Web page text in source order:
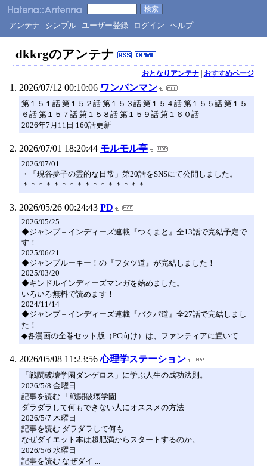
アンテナ シンプル ユーザー登録 ログイン ヘルプ
dkkrgのアンテナ
おとなりアンテナ| おすすめページ
2026/07/12 00:10:06 ワンパンマン
第１５１話 第１５２話 第１５３話 第１５４話 第１５５話 第１５
６話 第１５７話 第１５８話 第１５９話 第１６０話
2026年7月11日 160話更新
2026/07/01 18:20:44 モルモル亭
2026/07/01
・「現谷夢子の霊的な日常」第20話をSNSにて公開しました。
＊＊＊＊＊＊＊＊＊＊＊＊＊＊＊＊
2026/05/26 00:24:43 PD
2026/05/25
◆ジャンプ＋インディーズ連載『つくまと』全13話で完結予定で
す！
2025/06/21
◆ジャンプルーキー！の『フタツ道』が完結しました！
2025/03/20
◆キンドルインディーズマンガを始めました。
いろいろ無料で読めます！
2024/11/14
◆ジャンプ＋インディーズ連載『バクパ道』全27話で完結しまし
た！
◆各漫画の全巻セット版（PC向け）は、ファンティアに置いて
2026/05/08 11:23:56 心理学ステーション
「戦闘破壊学園ダンゲロス」に学ぶ人生の成功法則。
2026/5/8 金曜日
記事を読む 「戦闘破壊学園 ...
ダラダラして何もできない人にオススメの方法
2026/5/7 木曜日
記事を読む ダラダラして何も ...
なぜダイエット本は超肥満からスタートするのか。
2026/5/6 水曜日
記事を読む なぜダイ ...